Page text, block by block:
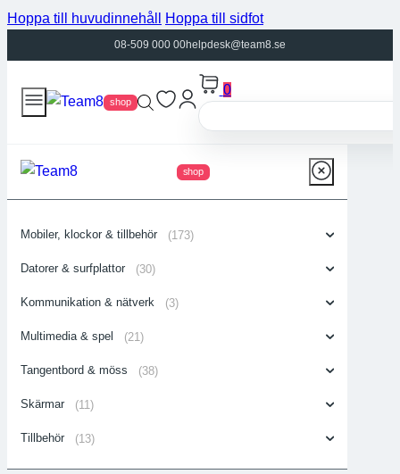
Hoppa till huvudinnehåll Hoppa till sidfot
08-509 000 00helpdesk@team8.se
shop
0
shop
Mobiler, klockor & tillbehör (173)
Datorer & surfplattor (30)
Kommunikation & nätverk (3)
Multimedia & spel (21)
Tangentbord & möss (38)
Skärmar (11)
Tillbehör (13)